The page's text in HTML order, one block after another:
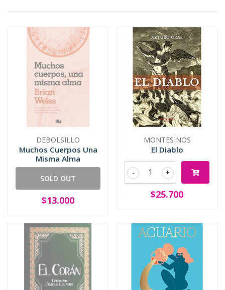
DEBOLSILLO
Muchos Cuerpos Una
Misma Alma
SOLD OUT
$13.000
MONTESINOS
El Diablo
+
-
$25.700